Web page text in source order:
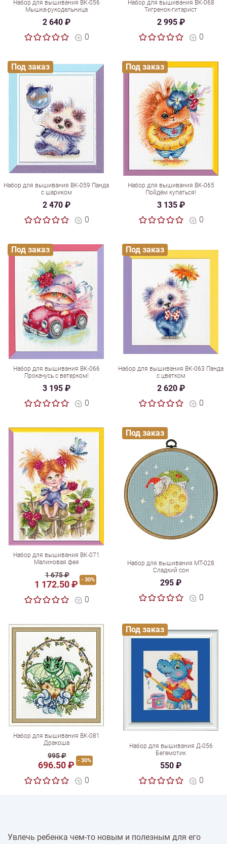
Набор для вышивания ВК-056
Мышка-рукодельница
2 640 ₽
0
Набор для вышивания ВК-068
Тигренок-гитарист
2 995 ₽
0
Набор для вышивания ВК-059 Панда
с шариком
2 470 ₽
0
Под заказ
Набор для вышивания ВК-065
Пойдём купаться!
3 135 ₽
0
Под заказ
Набор для вышивания ВК-066
Прокачусь с ветерком!
3 195 ₽
0
Под заказ
Набор для вышивания ВК-063 Панда
с цветком
2 620 ₽
0
Под заказ
Набор для вышивания ВК-071
Малиновая фея
1 675 ₽
1 172.50 ₽ - 30%
0
Набор для вышивания МТ-028
Сладкий сон
295 ₽
0
Под заказ
Набор для вышивания ВК-081
Дракоша
995 ₽
696.50 ₽ - 30%
0
Набор для вышивания Д-056
Бегемотик
550 ₽
0
Под заказ
Увлечь ребенка чем-то новым и полезным для его